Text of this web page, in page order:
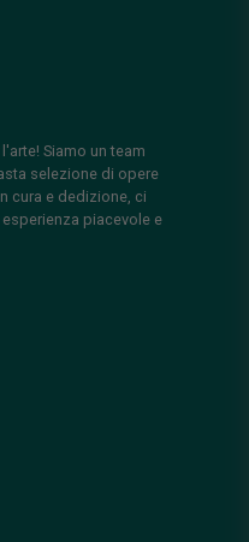
Siamo un team
selezione di opere
cura e dedizione, ci
piacevole e